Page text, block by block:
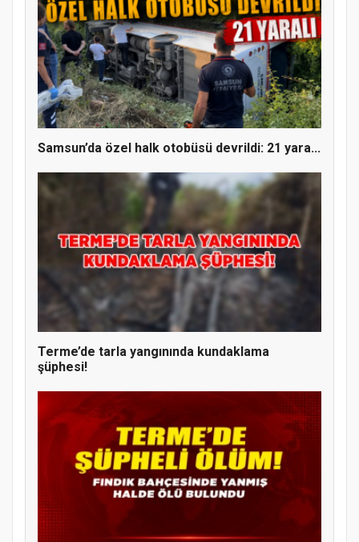
Samsun’da özel halk otobüsü devrildi: 21 yara...
Terme’de tarla yangınında kundaklama
şüphesi!